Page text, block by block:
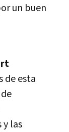
un buen
de esta
y las